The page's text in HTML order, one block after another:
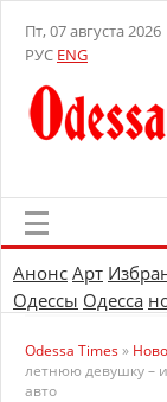
Пт, 07 августа 2026
РУС ENG
Анонс Арт
Одессы Одесса
Odessa Times»
летнюю девушку –
авто